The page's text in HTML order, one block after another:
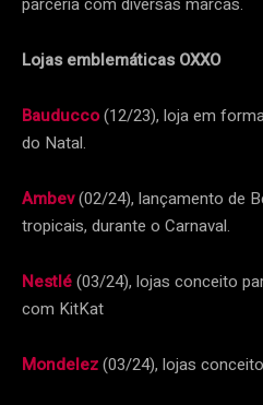
Lojas emblemáticas OXXO
Bauducco(12/23), loja em
do Natal.
Ambev(02/24), lançamento de
tropicais, durante o Carnaval.
Nestlé(03/24), lojas conceito
com KitKat
Mondelez(03/24), lojas